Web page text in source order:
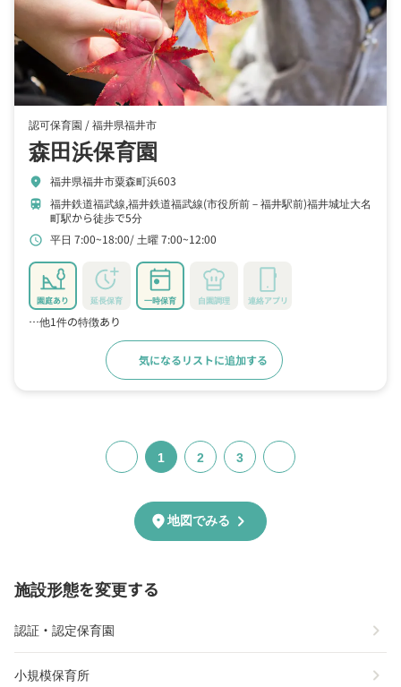
認可保育園 /福井県福井市
森田浜保育園
location_on 福井県福井市粟森町浜603
train
福井鉄道福武線,福井鉄道福武線(市役所前－福井駅前)福井城址大名
町駅から徒歩で5分
schedule 平日 7:00~18:00 土曜 7:00~12:00
園庭あり 延長保育 一時保育 自園調理 連絡アプリ
…他1件の特徴あり
気になるリストに追加する
1 2 3
location_on地図でみる chevron_right
施設形態を変更する
認証・認定保育園 chevron_right
小規模保育所 chevron_right